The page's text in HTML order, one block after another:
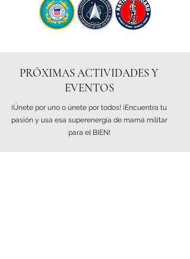
PRÓXIMAS ACTIVIDADES Y
EVENTOS
¡Únete por uno o únete por todos! ¡Encuentra tu
pasión y usa esa superenergía de mamá militar
para el BIEN!